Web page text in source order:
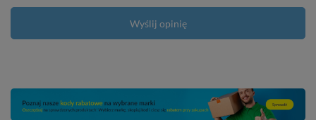
Wyślij opinię